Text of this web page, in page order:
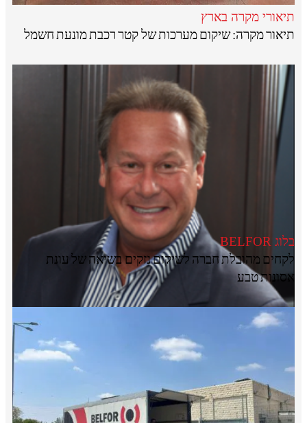
תיאורי מקרה בארץ
תיאור מקרה: שיקום מערכות של קטר רכבת מונעת חשמל
בלוג BELFOR
לקחים מהובלת חברה לשיקום נזקים בשיאה של עונת
אסונות טבע